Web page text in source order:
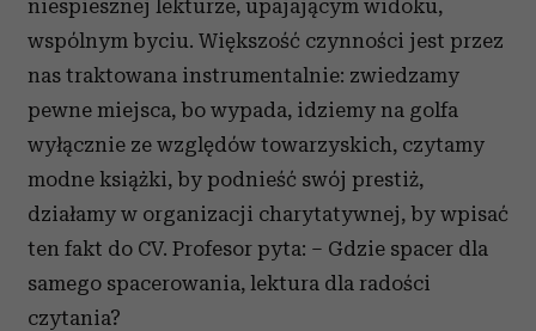
niespiesznej lekturze, upajającym widoku,
wspólnym byciu. Większość czynności jest przez
nas traktowana instrumentalnie: zwiedzamy
pewne miejsca, bo wypada, idziemy na golfa
wyłącznie ze względów towarzyskich, czytamy
modne książki, by podnieść swój prestiż,
działamy w organizacji charytatywnej, by wpisać
ten fakt do CV. Profesor pyta: – Gdzie spacer dla
samego spacerowania, lektura dla radości
czytania?